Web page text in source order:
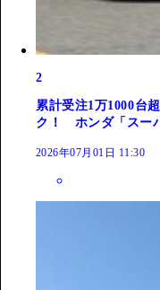
2
累計受注1万1000台
ク！ ホンダ「スー
2026年07月01日 11:30